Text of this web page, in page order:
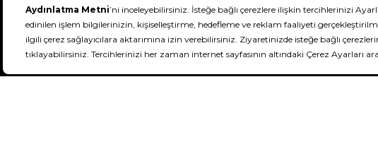
DeFactoFIT ©️ 2022-2026. Tüm hakları saklıdır.